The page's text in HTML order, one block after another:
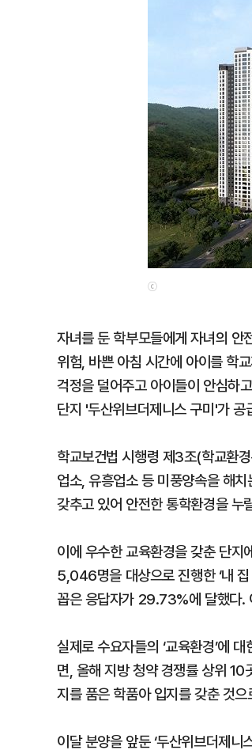
ⓒ
자녀를 둔 학부모들에게 자녀의 안
위험, 바쁜 아침 시간에 아이를 학
걱정을 덜어주고 아이들이 안심하
단지 '두산위브더제니스 구미'가
학교보건법 시행령 제3조(학교환
업소, 유흥업소 등 미풍양속을 해
갖추고 있어 안전한 통학환경을 누
이에 우수한 교육환경을 갖춘 단지
5,046명을 대상으로 진행한 ‘내 집
꼽은 응답자가 29.73%에 달했다
실제로 수요자들의 ‘교육환경’에
면, 올해 지방 청약 경쟁률 상위
지를 품은 학품아 입지를 갖춘 것으
이달 분양을 앞둔 ‘두산위브더제